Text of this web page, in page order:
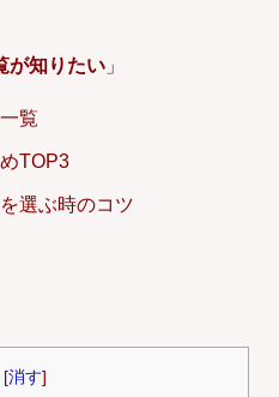
が知りたい 」
覧
TOP3
選ぶ時のコツ
[消す]